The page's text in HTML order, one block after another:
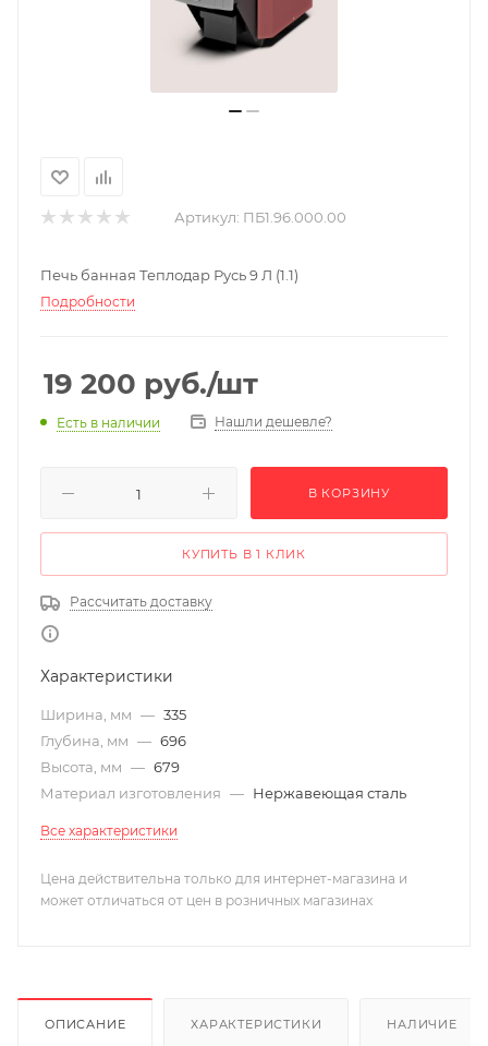
Артикул: ПБ1.96.000.00
Печь банная Теплодар Русь 9 Л (1.1)
Подробности
19 200 руб./шт
Есть в наличии Нашли дешевле?
В КОРЗИНУ
КУПИТЬ В 1 КЛИК
Рассчитать доставку
Характеристики
Ширина, мм — 335
Глубина, мм — 696
Высота, мм — 679
Материал изготовления — Нержавеющая сталь
Все характеристики
Цена действительна только для интернет-магазина и
может отличаться от цен в розничных магазинах
ОПИСАНИЕ ХАРАКТЕРИСТИКИ НАЛИЧИЕ